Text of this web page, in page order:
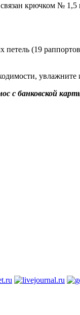
крючком №
(19
увлажните
банковской